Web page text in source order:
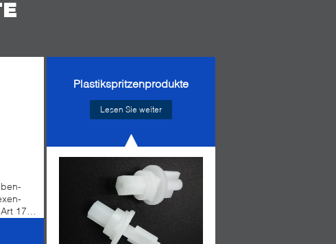
17
Plastikspritzenprodukte
Lesen Sie weiter